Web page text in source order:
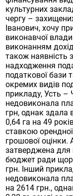
культурних
чергу –
Іванович, хочу
виконавчої
виконанням
також наявність
надходження
податкової бази
окремих видів
прикладу, Усть
недовиконала
грн, однак
0,64 га на 49
ставкою
грошової
затверджена для
бюджет ради
грн. Інший
недовиконала
на 2614 грн.,